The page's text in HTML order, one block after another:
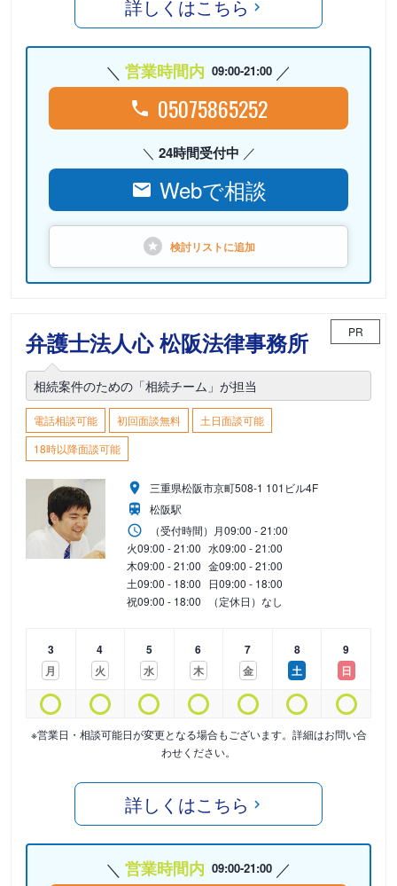
詳しくはこちら
営業時間内 09:00-21:00
05075865252
24時間受付中
Webで相談
検討リストに追加
弁護士法人心 松阪法律事務所 PR
相続案件のための「相続チーム」が担当
電話相談可能 初回面談無料
土日面談可能
18時以降面談可能
三重県松阪市京町508-1 101ビル4F
松阪駅
（受付時間） 月09:00 - 21:00
火09:00 - 21:00 水09:00 - 21:00
木09:00 - 21:00 金09:00 - 21:00
土09:00 - 18:00 日09:00 - 18:00
祝09:00 - 18:00 （定休日）なし
3
月
4
火
5
水
6
木
7
金
8
土
9
日
※営業日・相談可能日が変更となる場合もございます。詳細はお問い合
わせください。
詳しくはこちら
営業時間内 09:00-21:00